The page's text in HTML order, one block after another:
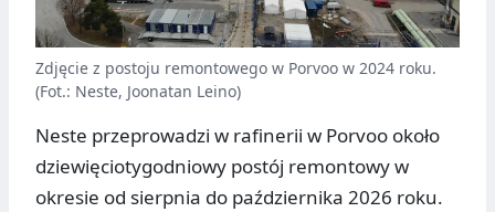
Zdjęcie z postoju remontowego w Porvoo w 2024 roku.
(Fot.: Neste, Joonatan Leino)
Neste przeprowadzi w rafinerii w Porvoo około
dziewięciotygodniowy postój remontowy w
okresie od sierpnia do października 2026 roku.